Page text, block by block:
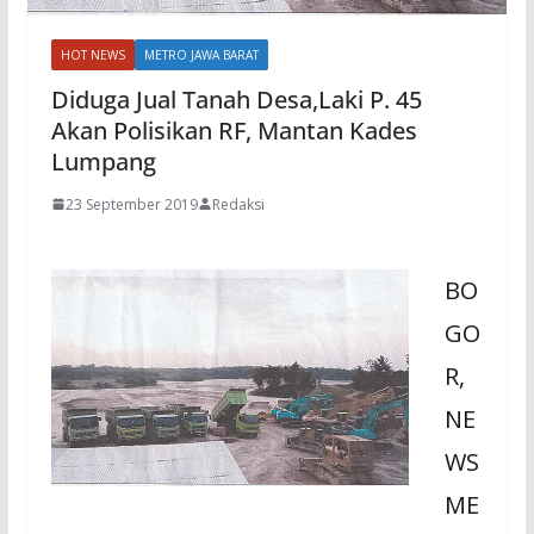
HOT NEWS METRO JAWA BARAT
Diduga Jual Tanah Desa,Laki P. 45
Akan Polisikan RF, Mantan Kades
Lumpang
23 September 2019 Redaksi
BO
GO
R,
NE
WS
ME